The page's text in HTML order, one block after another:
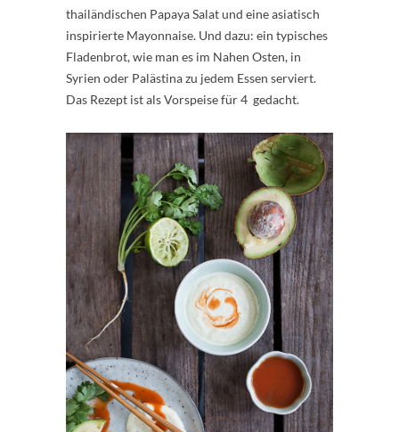
thailändischen Papaya Salat und eine asiatisch
inspirierte Mayonnaise. Und dazu: ein typisches
Fladenbrot, wie man es im Nahen Osten, in
Syrien oder Palästina zu jedem Essen serviert.
Das Rezept ist als Vorspeise für 4 gedacht.